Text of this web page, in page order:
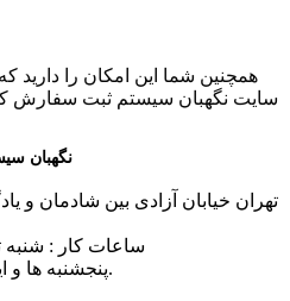
همچنین شما این امکان را
سایت نگهبان سیستم ثبت سفارش
نگهبان
تهران خیابان آزادی بین شادمان و
پنجشنبه ها و ایام تعطیل شرکت تعطیل است.